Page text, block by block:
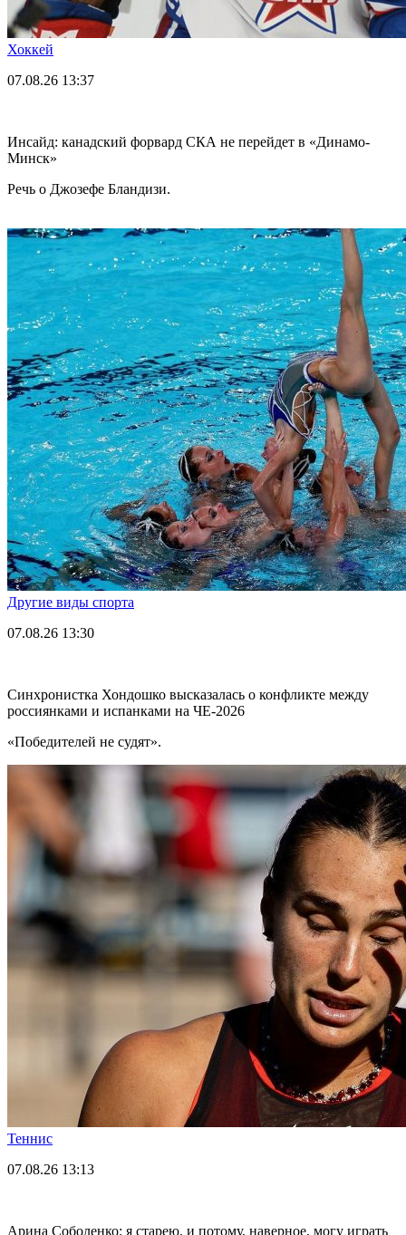
Хоккей
07.08.26 13:37
Инсайд: канадский форвард СКА не перейдет в «Динамо-
Минск»
Речь о Джозефе Бландизи.
Другие виды спорта
07.08.26 13:30
Синхронистка Хондошко высказалась о конфликте между
россиянками и испанками на ЧЕ-2026
«Победителей не судят».
Теннис
07.08.26 13:13
Арина Соболенко: я старею, и потому, наверное, могу играть